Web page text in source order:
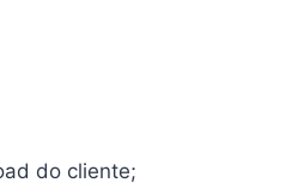
do cliente;